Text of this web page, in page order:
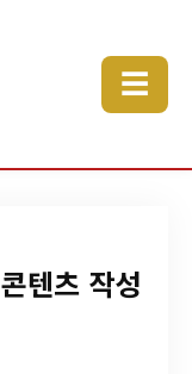
☰
텐츠 작성